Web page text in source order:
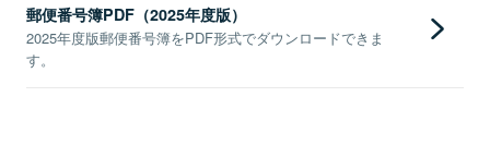
郵便番号簿PDF（2025年度版）
2025年度版郵便番号簿をPDF形式でダウンロードできま
す。